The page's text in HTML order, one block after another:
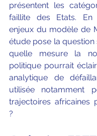
présentent les
faillite des Etats. En
enjeux du modèle de
étude pose la question
quelle mesure la
politique pourrait
analytique de
utilisée notamment
trajectoires africaines
?